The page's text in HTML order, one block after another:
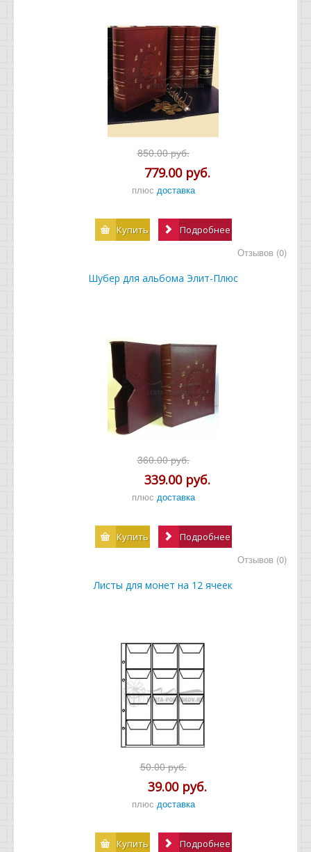
850.00 руб.
779.00 руб.
плюс доставка
Купить Подробнее
Отзывов (0)
Шубер для альбома Элит-Плюс
360.00 руб.
339.00 руб.
плюс доставка
Купить Подробнее
Отзывов (0)
Листы для монет на 12 ячеек
50.00 руб.
39.00 руб.
плюс доставка
Купить Подробнее